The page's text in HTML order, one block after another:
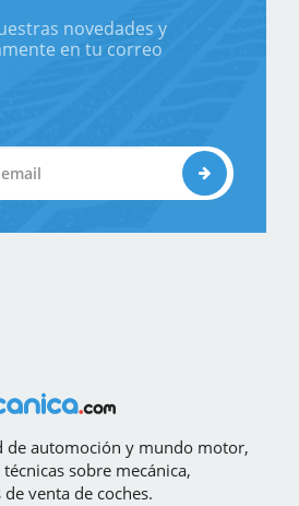
novedades y
en tu correo
de automoción y mundo motor,
sobre mecánica,
venta de coches.